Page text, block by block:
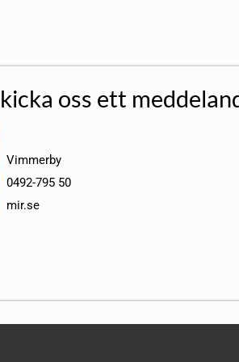
oss ett
Vimmerby
0492-795 50
mir.se